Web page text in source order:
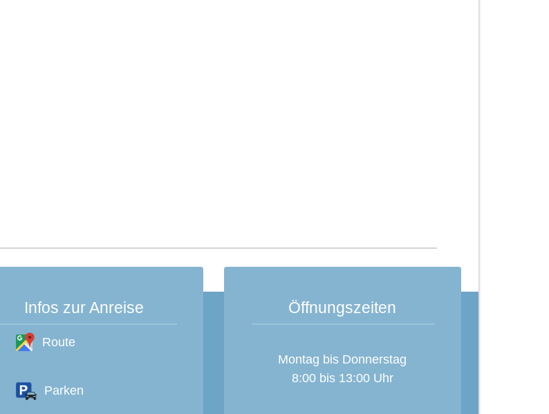
Infos zur Anreise
Route
Parken
Öffnungszeiten
Montag bis Donnerstag
8:00 bis 13:00 Uhr